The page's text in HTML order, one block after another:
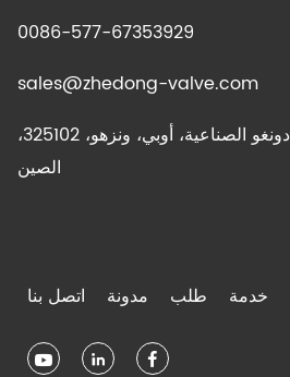
0086-577-67353929
sales@zhedong-valve.com
منطقة دونغو الصناعية، أوبي، ونزهو، 325102،
الصين
خدمة طلب مدونة اتصل بنا